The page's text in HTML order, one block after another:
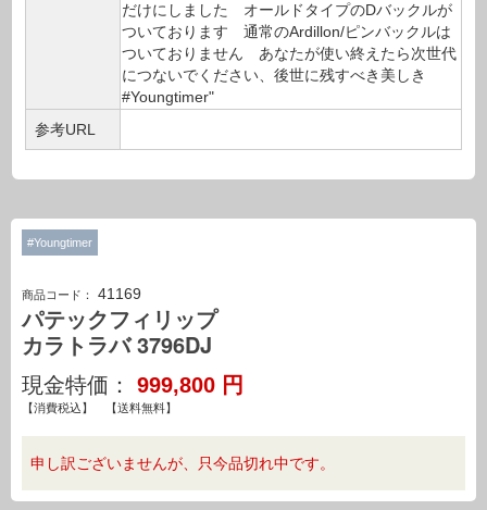
だけにしました オールドタイプのDバックルが
ついております 通常のArdillon/ピンバックルは
ついておりません あなたが使い終えたら次世代
につないでください、後世に残すべき美しき
#Youngtimer"
参考URL
#Youngtimer
商品コード： 41169
パテックフィリップ
カラトラバ 3796DJ
現金特価： 999,800 円
【消費税込】 【送料無料】
申し訳ございませんが、只今品切れ中です。